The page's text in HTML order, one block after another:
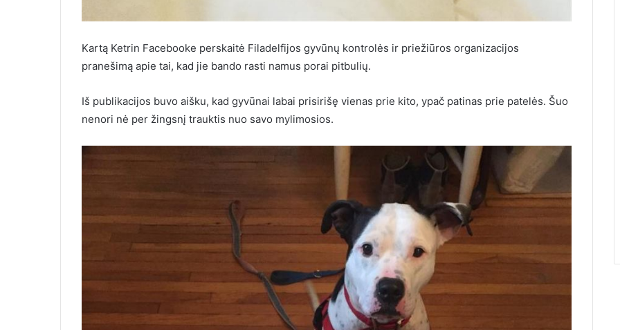
Kartą Ketrin Facebooke perskaitė Filadelfijos gyvūnų kontrolės ir priežiūros organizacijos
pranešimą apie tai, kad jie bando rasti namus porai pitbulių.
Iš publikacijos buvo aišku, kad gyvūnai labai prisirišę vienas prie kito, ypač patinas prie patelės. Šuo
nenori nė per žingsnį trauktis nuo savo mylimosios.